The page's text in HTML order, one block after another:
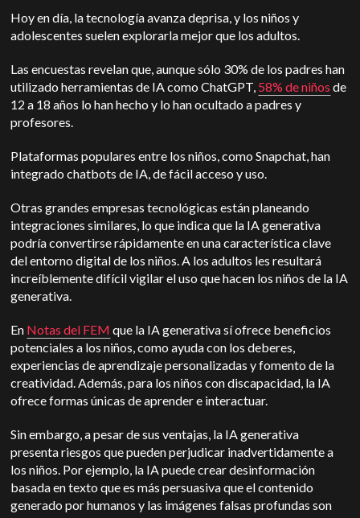
Hoy en día, la tecnología avanza deprisa, y los niños y
adolescentes suelen explorarla mejor que los adultos.
Las encuestas revelan que, aunque sólo 30% de los padres han
utilizado herramientas de IA como ChatGPT, 58% de niños de
12 a 18 años lo han hecho y lo han ocultado a padres y
profesores.
Plataformas populares entre los niños, como Snapchat, han
integrado chatbots de IA, de fácil acceso y uso.
Otras grandes empresas tecnológicas están planeando
integraciones similares, lo que indica que la IA generativa
podría convertirse rápidamente en una característica clave
del entorno digital de los niños. A los adultos les resultará
increíblemente difícil vigilar el uso que hacen los niños de la IA
generativa.
En Notas del FEM que la IA generativa sí ofrece beneficios
potenciales a los niños, como ayuda con los deberes,
experiencias de aprendizaje personalizadas y fomento de la
creatividad.Además, para los niños con discapacidad, la IA
ofrece formas únicas de aprender e interactuar.
Sin embargo, a pesar de sus ventajas, la IA generativa
presenta riesgos que pueden perjudicar inadvertidamente a
los niños. Por ejemplo, la IA puede crear desinformación
basada en texto que es más persuasiva que el contenido
generado por humanos y las imágenes falsas profundas son